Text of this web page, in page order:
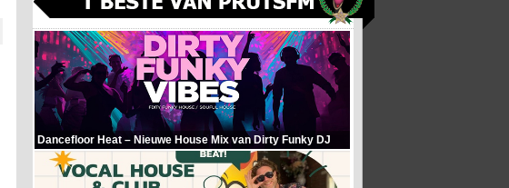
Dancefloor Heat – Nieuwe House Mix van Dirty Funky DJ